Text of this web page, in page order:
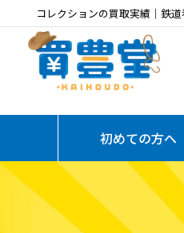
コレクションの買取実績｜鉄
初めての方へ